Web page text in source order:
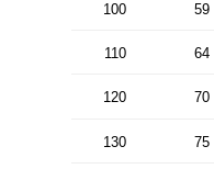
100 59
110 64
120 70
130 75